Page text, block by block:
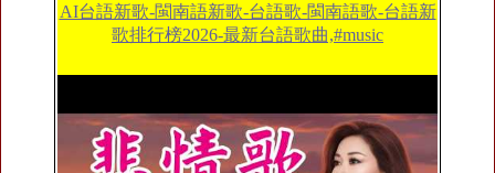
AI台語新歌-閩南語新歌-台語歌-閩南語歌-台語新
歌排行榜2026-最新台語歌曲,#music